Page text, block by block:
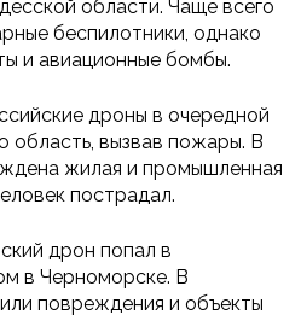
области. Чаще всего
беспилотники, однако
и авиационные бомбы.
дроны в очередной
область, вызвав пожары. В
жилая и промышленная
пострадал.
дрон попал в
в Черноморске. В
повреждения и объекты